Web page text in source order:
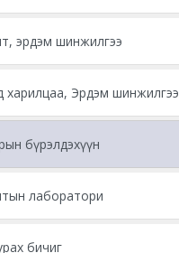
эрдэм шинжилгээ
харилцаа, Эрдэм
бүрэлдэхүүн
лаборатори
бичиг